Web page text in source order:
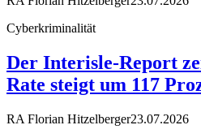
Cyberkriminalität
Der Interisle-Report
Rate steigt um 117
RA Florian Hitzelberger23.07.2026